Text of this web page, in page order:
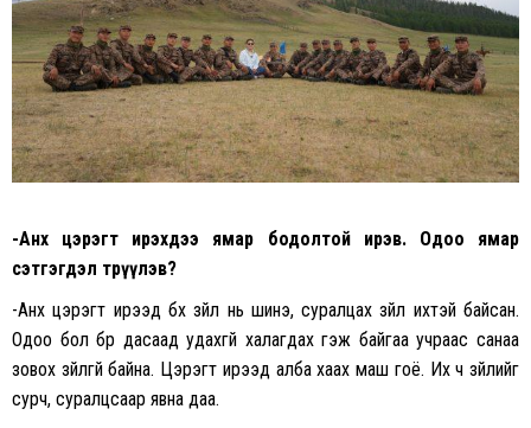
-Анх цэрэгт ирэхдээ ямар бодолтой ирэв. Одоо ямар
сэтгэгдэл төрүүлэв?
-Анх цэрэгт ирээд бүх зүйл нь шинэ, суралцах зүйл ихтэй байсан.
Одоо бол бүүр дасаад удахгүй халагдах гэж байгаа учраас санаа
зовох зүйлгүй байна. Цэрэгт ирээд алба хаах маш гоё. Их ч зүйлийг
сурч, суралцсаар явна даа.